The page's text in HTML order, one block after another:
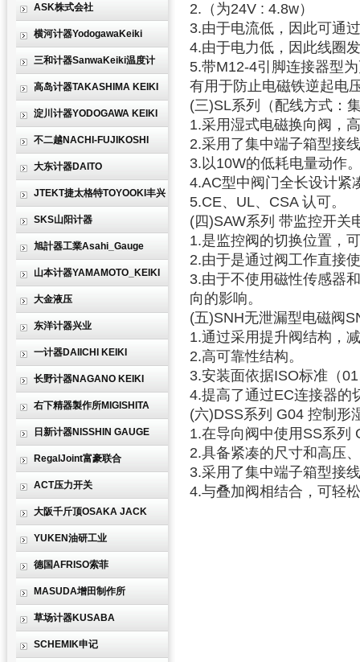
ASK株式会社
横河计器YodogawaKeiki
三和计器SanwaKeiki温度计
高岛计器TAKASHIMA KEIKI
淀川计器YODOGAWA KEIKI
不二越NACHI-FUJIKOSHI
大东计器DAITO
JTEKT捷太格特TOYOOKI丰兴
SKS山阳计器
旭計器工業Asahi_Gauge
山本计器YAMAMOTO_KEIKI
大金液压
东洋计器兴业
一计器DAIICHI KEIKI
长野计器NAGANO KEIKI
右下精器製作所MIGISHITA
日新计器NISSHIN GAUGE
RegalJoint富豪联合
ACT压力开关
大阪千斤顶OSAKA JACK
YUKEN油研工业
德国AFRISO索菲
MASUDA增田制作所
草场计器KUSABA
SCHEMIK申记
2.（为24V : 4.8w）
3.由于电流低，因此可通
4.由于电力低，因此线圈
5.带M12-4引脚连接器型
有用于防止电磁铁逆起电
(三)SL系列（配线方式：
1.采用湿式电磁换向阀，
2.采用了集中端子箱型接
3.以10W的低耗电量动作
4.AC型中阀门全长设计紧
5.CE、UL、CSA 认可。
(四)SAW系列 带监控开关
1.是监控阀的切换位置，
2.由于是通过阀工作直接
3.由于不使用磁性传感器
向的影响。
(五)SNH无泄漏型电磁阀
1.通过采用提升阀结构，
2.高可靠性结构。
3.安装面依据ISO标准（
4.提高了通过EC连接器的
(六)DSS系列 G04 控制形
1.在导向阀中使用SS系列
2.具备紧凑的尺寸和高压
3.采用了集中端子箱型接
4.与叠加阀相结合，可轻